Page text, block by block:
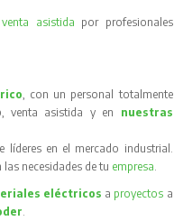
venta asistida por profesionales
, con un personal totalmente
venta asistida y en nuestras
líderes en el mercado industrial.
necesidades de tu empresa.
eléctricos a proyectos a
.